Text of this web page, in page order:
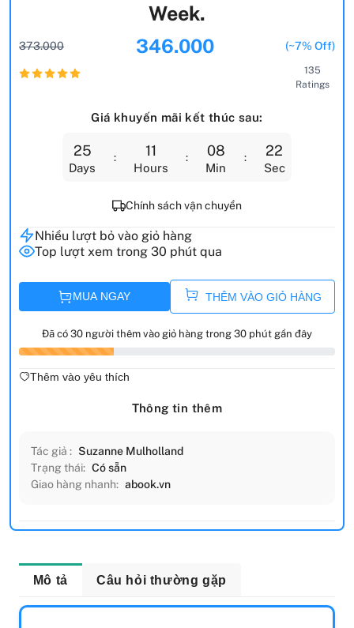
Week.
373.000 346.000 (~7% Off)
135
Ratings
Giá khuyến mãi kết thúc sau:
25
Days
11
Hours
08
Min
21
Sec
Chính sách vận chuyển
Nhiều lượt bỏ vào giỏ hàng
Top lượt xem trong 30 phút qua
MUA NGAY THÊM VÀO GIỎ HÀNG
Đã có 30 người thêm vào giỏ hàng trong 30 phút gần đây
Thêm vào yêu thích
Thông tin thêm
Tác giả : Suzanne Mulholland
Trạng thái: Có sẵn
Giao hàng nhanh: abook.vn
Mô tả Câu hỏi thường gặp